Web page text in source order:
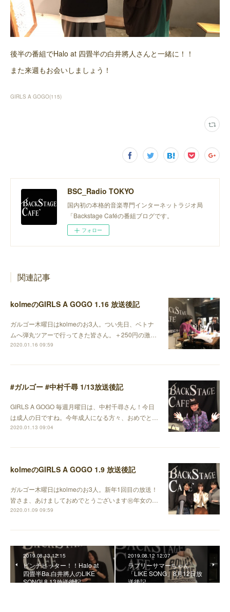
後半の番組でHalo at 四畳半の白井將人さんと一緒に！！
また来週もお会いしましょう！
GIRLS A GOGO(115)
BSC_Radio TOKYO
国内初の本格的音楽専門インターネットラジオ局
「Backstage Caféの番組ブログです。
フォロー
関連記事
kolmeのGIRLS A GOGO 1.16 放送後記
ガルゴー木曜日はkolmeのお3人。つい先日、ベトナ
ムへ弾丸ツアーで行ってきた皆さん。＋250円の激…
2020.01.16 09:59
#ガルゴー #中村千尋 1/13放送後記
GIRLS A GOGO 毎週月曜日は、中村千尋さん！今日
は成人の日ですね。今年成人になる方々、おめでと…
2020.01.13 09:04
kolmeのGIRLS A GOGO 1.9 放送後記
ガルゴー木曜日はkolmeのお3人。新年1回目の放送！
皆さま、あけましておめでとうございます㊗️年女の…
2020.01.09 09:59
2019.08.13 12:15
ピンチヒッター！！Halo at
四畳半Ba.白井將人のLIKE
SONG! 8.13放送後記
2019.08.12 12:07
ラブリーサマーちゃん
「LIKE SONG」8月12日放
送後記